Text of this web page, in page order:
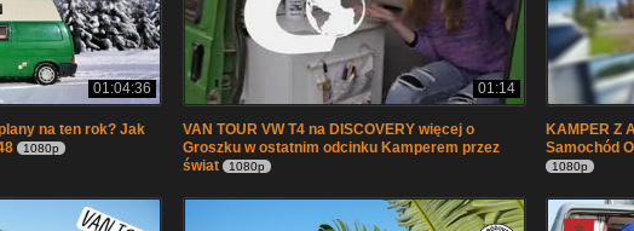
01:04:36
na ten rok? Jak
1080p
01:14
VAN TOUR VW T4 na DISCOVERY więcej o
Groszku w ostatnim odcinku Kamperem przez
świat
1080p
KAMPER Z
Samochód
1080p